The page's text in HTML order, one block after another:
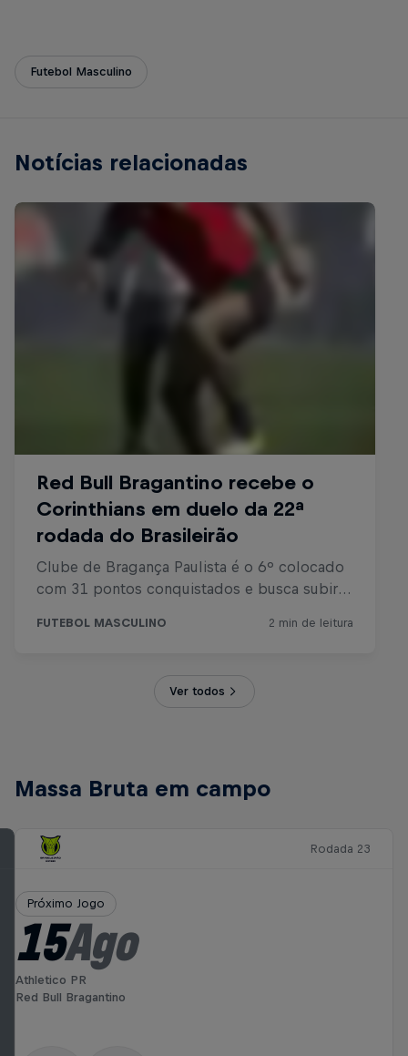
Futebol Masculino
Notícias relacionadas
Ver todos
Massa Bruta em campo
Rodada 23
Próximo Jogo
15Ago
Athletico PR
Red Bull Bragantino